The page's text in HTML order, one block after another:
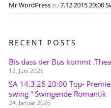
Mr WordPresszu 7.12.2015 20:00
RECENT POSTS
Bis dass der Bus kommt
12. Juni 2026
SA 14.3.26 20:00 Top-
swing “ Swingende Romantik
24. Januar 2026